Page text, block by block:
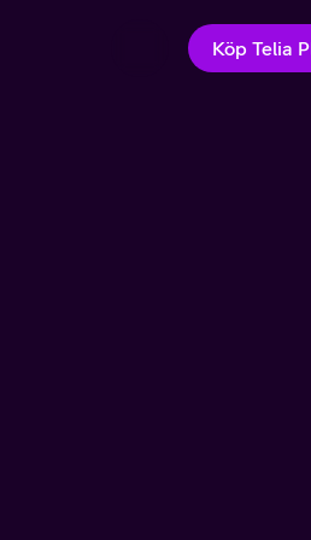
Köp Telia